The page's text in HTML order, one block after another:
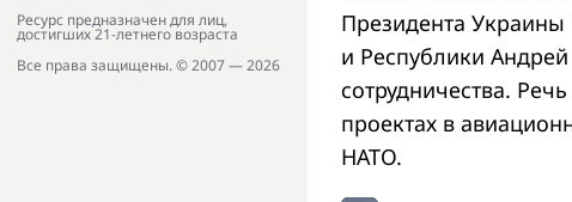
Ресурс предназначен для лиц,
достигших 21-летнего возраста
Все права защищены. © 2007 — 2026
Президента
и Республики
сотрудничества.
проектах в
НАТО.